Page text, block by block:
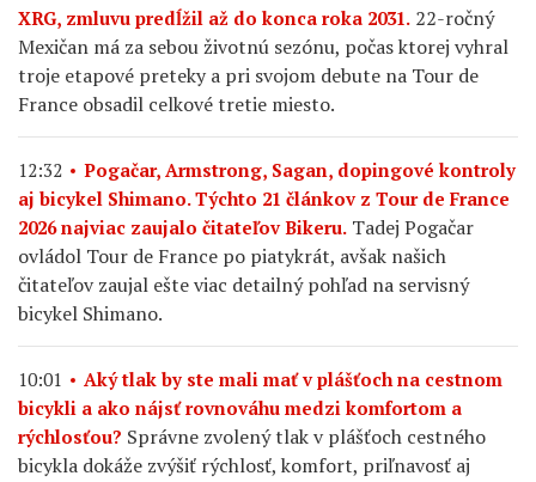
XRG, zmluvu predĺžil až do konca roka 2031. 22-ročný
Mexičan má za sebou životnú sezónu, počas ktorej vyhral
troje etapové preteky a pri svojom debute na Tour de
France obsadil celkové tretie miesto.
12:32
Pogačar, Armstrong, Sagan, dopingové kontroly
aj bicykel Shimano. Týchto 21 článkov z Tour de France
2026 najviac zaujalo čitateľov Bikeru. Tadej Pogačar
ovládol Tour de France po piatykrát, avšak našich
čitateľov zaujal ešte viac detailný pohľad na servisný
bicykel Shimano.
10:01
Aký tlak by ste mali mať v plášťoch na cestnom
bicykli a ako nájsť rovnováhu medzi komfortom a
rýchlosťou? Správne zvolený tlak v plášťoch cestného
bicykla dokáže zvýšiť rýchlosť, komfort, priľnavosť aj